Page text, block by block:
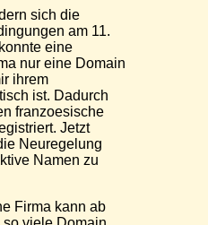
sich die
am 11.
eine
nur eine Domain
ihrem
ist. Dadurch
franzoesische
Jetzt
Neuregelung
Namen zu
Firma kann ab